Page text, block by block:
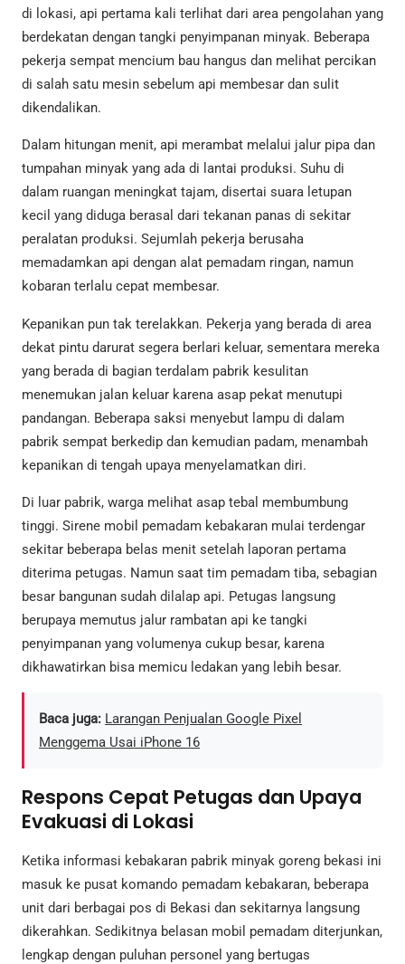
di lokasi, api pertama kali terlihat dari area pengolahan yang
berdekatan dengan tangki penyimpanan minyak. Beberapa
pekerja sempat mencium bau hangus dan melihat percikan
di salah satu mesin sebelum api membesar dan sulit
dikendalikan.
Dalam hitungan menit, api merambat melalui jalur pipa dan
tumpahan minyak yang ada di lantai produksi. Suhu di
dalam ruangan meningkat tajam, disertai suara letupan
kecil yang diduga berasal dari tekanan panas di sekitar
peralatan produksi. Sejumlah pekerja berusaha
memadamkan api dengan alat pemadam ringan, namun
kobaran terlalu cepat membesar.
Kepanikan pun tak terelakkan. Pekerja yang berada di area
dekat pintu darurat segera berlari keluar, sementara mereka
yang berada di bagian terdalam pabrik kesulitan
menemukan jalan keluar karena asap pekat menutupi
pandangan. Beberapa saksi menyebut lampu di dalam
pabrik sempat berkedip dan kemudian padam, menambah
kepanikan di tengah upaya menyelamatkan diri.
Di luar pabrik, warga melihat asap tebal membumbung
tinggi. Sirene mobil pemadam kebakaran mulai terdengar
sekitar beberapa belas menit setelah laporan pertama
diterima petugas. Namun saat tim pemadam tiba, sebagian
besar bangunan sudah dilalap api. Petugas langsung
berupaya memutus jalur rambatan api ke tangki
penyimpanan yang volumenya cukup besar, karena
dikhawatirkan bisa memicu ledakan yang lebih besar.
Baca juga: Larangan Penjualan Google Pixel
Menggema Usai iPhone 16
Respons Cepat Petugas dan Upaya
Evakuasi di Lokasi
Ketika informasi kebakaran pabrik minyak goreng bekasi ini
masuk ke pusat komando pemadam kebakaran, beberapa
unit dari berbagai pos di Bekasi dan sekitarnya langsung
dikerahkan. Sedikitnya belasan mobil pemadam diterjunkan,
lengkap dengan puluhan personel yang bertugas